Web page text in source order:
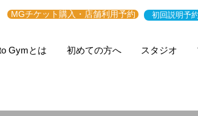
初回説明予
Gymとは 初めての方へ スタジオ
MGチケット購入・店舗利用予約